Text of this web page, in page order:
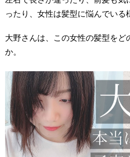
ったり、女性は髪型に悩んでいる
大野さんは、この女性の髪型をど
か。